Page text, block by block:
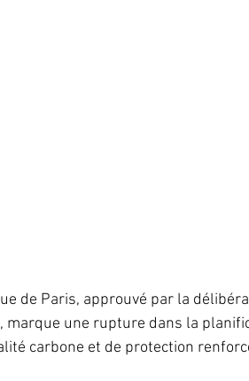
de Paris, approuvé par la
marque une rupture dans la
carbone et de protection